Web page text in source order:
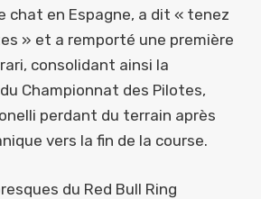
chat en Espagne, a dit « tenez
» et a remporté une première
consolidant ainsi la
Championnat des Pilotes,
perdant du terrain après
vers la fin de la course.
du Red Bull Ring